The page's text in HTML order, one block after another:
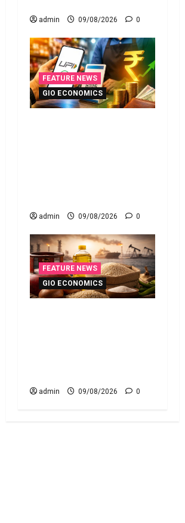
admin 09/08/2026 0
FEATURE NEWS
GIO ECONOMICS
admin 09/08/2026 0
FEATURE NEWS
GIO ECONOMICS
admin 09/08/2026 0